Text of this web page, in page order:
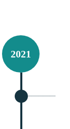
2021